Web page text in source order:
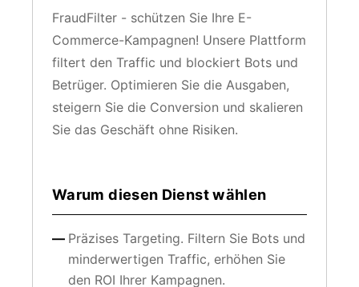
FraudFilter - schützen Sie Ihre E-
Commerce-Kampagnen! Unsere Plattform
filtert den Traffic und blockiert Bots und
Betrüger. Optimieren Sie die Ausgaben,
steigern Sie die Conversion und skalieren
Sie das Geschäft ohne Risiken.
Warum diesen Dienst wählen
Präzises Targeting. Filtern Sie Bots und
minderwertigen Traffic, erhöhen Sie
den ROI Ihrer Kampagnen.